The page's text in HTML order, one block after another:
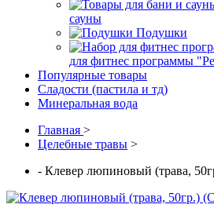
сауны
Подушки
для фитнес программы
Популярные товары
Сладости (пастила и тд)
Минеральная вода
Главная >
Целебные травы >
- Клевер люпиновый (трава,